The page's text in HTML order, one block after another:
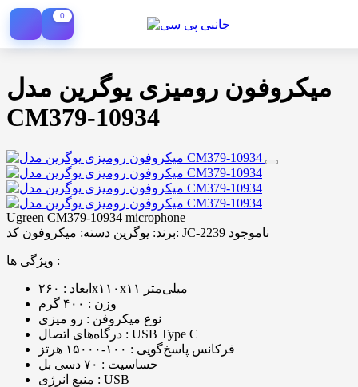
0
میکروفون رومیزی یوگرین مدل
CM379-10934
Ugreen CM379-10934 microphone
برند: یوگرین دسته: میکروفون کد: JC-2239 ناموجود
ویژگی ها :
ابعاد : ۲۶۰x۱۱۰x۱۱ میلی‌متر
وزن : ۴۰۰ گرم
نوع میکروفن : رو میزی
درگاه‌های اتصال : USB Type C
فرکانس پاسخ‌گویی : ۱۰۰-۱۵۰۰۰ هرتز
حساسیت : ۷۰ دسی بل
منبع انرژی : USB